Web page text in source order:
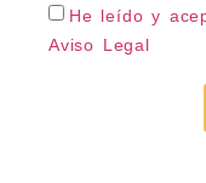
He leído y
Aviso Legal